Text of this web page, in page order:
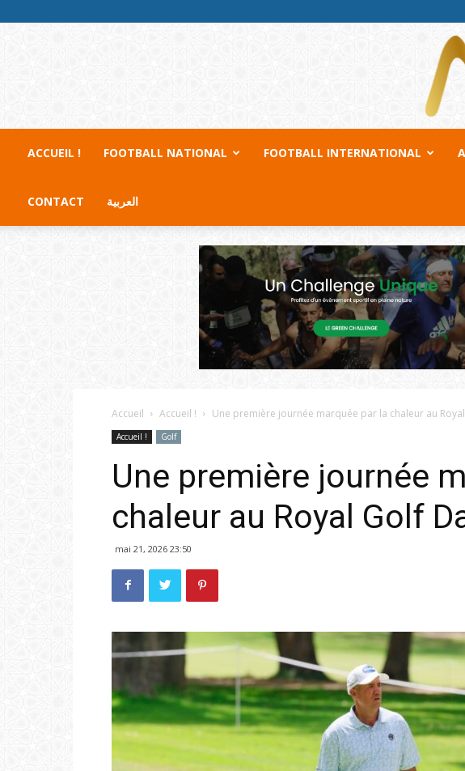
ACCUEIL ! FOOTBALL NATIONAL FOOTBALL INTERNATIONAL
CONTACT العربية
Accueil Accueil ! Une première journée marquée par la chaleur au Royal
Accueil ! Golf
Une première journée
chaleur au Royal Golf
mai 21, 2026 23:50